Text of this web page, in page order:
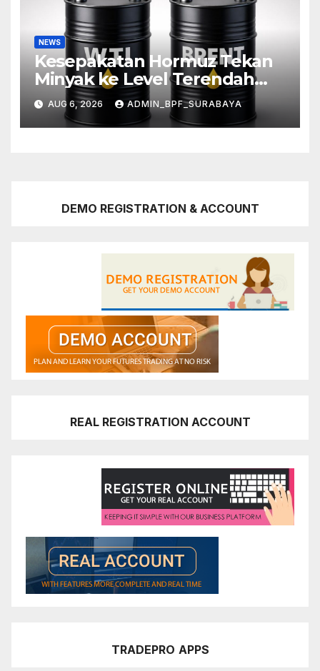
NEWS
Kesepakatan Hormuz Tekan
Minyak ke Level Terendah
Sebulan
AUG 6, 2026 ADMIN_BPF_SURABAYA
DEMO REGISTRATION & ACCOUNT
REAL REGISTRATION ACCOUNT
TRADEPRO APPS